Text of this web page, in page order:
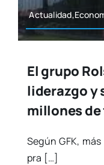
El grupo
liderazgo y
millones
Según GFK,
pra […]